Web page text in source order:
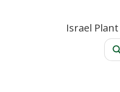
Israel